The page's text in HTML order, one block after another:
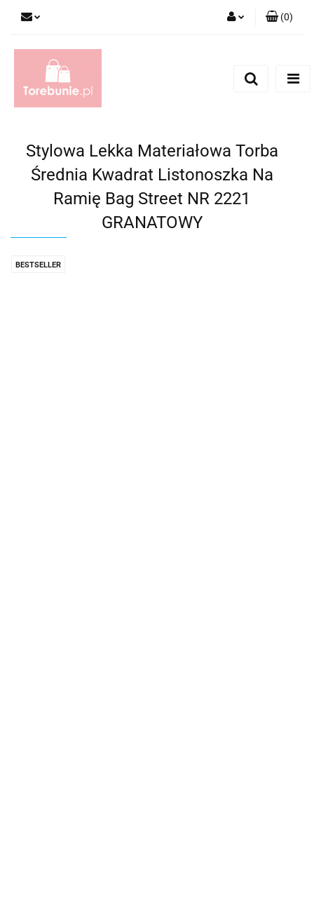
(0)
Stylowa Lekka Materiałowa Torba
Średnia Kwadrat Listonoszka Na
Ramię Bag Street NR 2221
GRANATOWY
BESTSELLER